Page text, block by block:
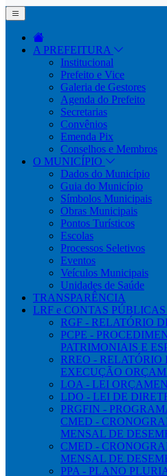
A PREFEITURA
Institucional
Prefeito e Vice
Galeria de Gestores
Agenda do Prefeito
Secretarias
Convênios
Emenda Pix
Conselhos e Membros
O MUNICÍPIO
Dados do Município
Guia do Município
Símbolos Municipais
Obras Municipais
Pontos Turísticos
Escolas
Processos Seletivos
Eventos
Veículos Municipais
Unidades de Saúde
TRANSPARÊNCIA
LRF e CONTAS PÚBLICAS
RGF - RELATÓRIO
PCPE -
PATRIMONIAIS E
RREO - RELATÓRIO
EXECUÇÃO
LOA - LEI
LDO - LEI DE
PRGFIN -
CMED -
MENSAL DE
CMED -
MENSAL DE
PPA - PLANO